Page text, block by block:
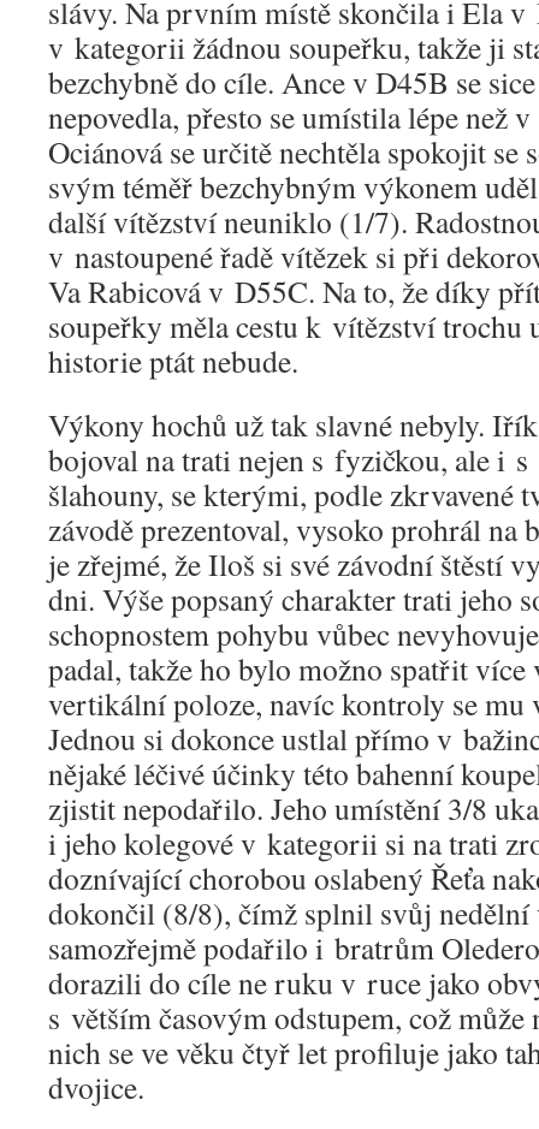
slávy. Na prvním místě skončila i Ela v
v kategorii žádnou soupeřku, takže ji
bezchybně do cíle. Ance v D45B se
nepovedla, přesto se umístila lépe než
Ociánová se určitě nechtěla spokojit se
svým téměř bezchybným výkonem
další vítězství neuniklo (1/7).
v nastoupené řadě vítězek si při
Va Rabicová v D55C. Na to, že díky
soupeřky měla cestu k vítězství trochu
historie ptát nebude.
Výkony hochů už tak slavné nebyly.
bojoval na trati nejen s fyzičkou, ale i
šlahouny, se kterými, podle zkrvavené
závodě prezentoval, vysoko prohrál
je zřejmé, že Iloš si své závodní štěstí
dni. Výše popsaný charakter trati jeho
schopnostem pohybu vůbec
padal, takže ho bylo možno spatřit
vertikální poloze, navíc kontroly se mu
Jednou si dokonce ustlal přímo v
nějaké léčivé účinky této bahenní
zjistit nepodařilo. Jeho umístění 3/8
i jeho kolegové v kategorii si na trati
doznívající chorobou oslabený Řeťa
dokončil (8/8), čímž splnil svůj
samozřejmě podařilo i bratrům
dorazili do cíle ne ruku v ruce jako
s větším časovým odstupem, což může
nich se ve věku čtyř let profiluje jako
dvojice.